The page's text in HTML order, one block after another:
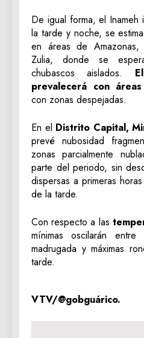
De igual forma, el
la tarde y noche, se
en áreas de
Zulia, donde se
chubascos aislados.
prevalecerá con
con zonas despejadas.
En el Distrito Capital,
prevé nubosidad
zonas parcialmente
parte del periodo, sin
dispersas a primeras
de la tarde.
Con respecto a las
mínimas oscilarán
madrugada y máximas
tarde.
VTV/@gobguárico.